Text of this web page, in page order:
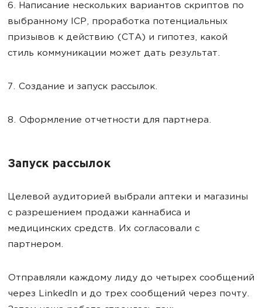
6. Написание нескольких вариантов скриптов по
выбранному IСР, проработка потенциальных
призывов к действию (CTA) и гипотез, какой
стиль коммуникации может дать результат.
7. Создание и запуск рассылок.
8. Оформление отчетности для партнера.
Запуск рассылок
Целевой аудиторией выбрали аптеки и магазины
с разрешением продажи каннабиса и
медицинских средств. Их согласовали с
партнером.
Отправляли каждому лиду до четырех сообщений
через LinkedIn и до трех сообщений через почту.